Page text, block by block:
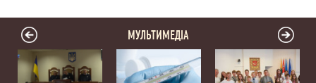
МУЛЬТИМЕДІА